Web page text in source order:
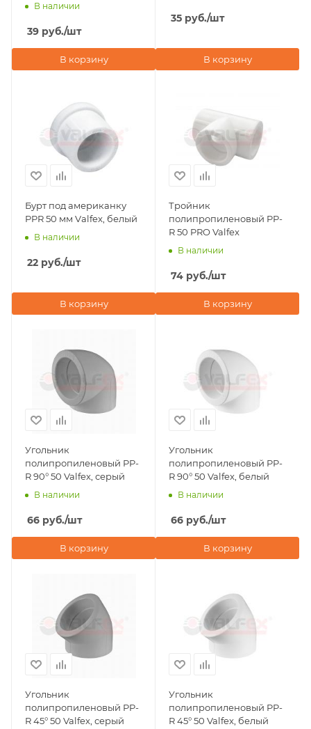
В наличии
39 руб./шт
В корзину
35 руб./шт
В корзину
Бурт под американку
PPR 50 мм Vаlfex, белый
В наличии
22 руб./шт
В корзину
Тройник
полипропиленовый PP-
R 50 PRO Valfex
В наличии
74 руб./шт
В корзину
Угольник
полипропиленовый PP-
R 90° 50 Valfex, серый
В наличии
66 руб./шт
В корзину
Угольник
полипропиленовый PP-
R 90° 50 Valfex, белый
В наличии
66 руб./шт
В корзину
Угольник
полипропиленовый PP-
R 45° 50 Valfex, серый
Угольник
полипропиленовый PP-
R 45° 50 Valfex, белый